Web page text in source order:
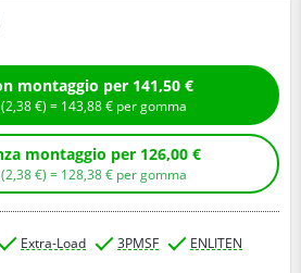
Compra con montaggio per 141,50 €
+ Ecotassa: (2,38€ ) = 143,88€ per gomma
Compra senza montaggio per 126,00 €
+ Ecotassa: (2,38€ ) = 128,38€ per gomma
Extra-Load 3PMSF
ENLITEN